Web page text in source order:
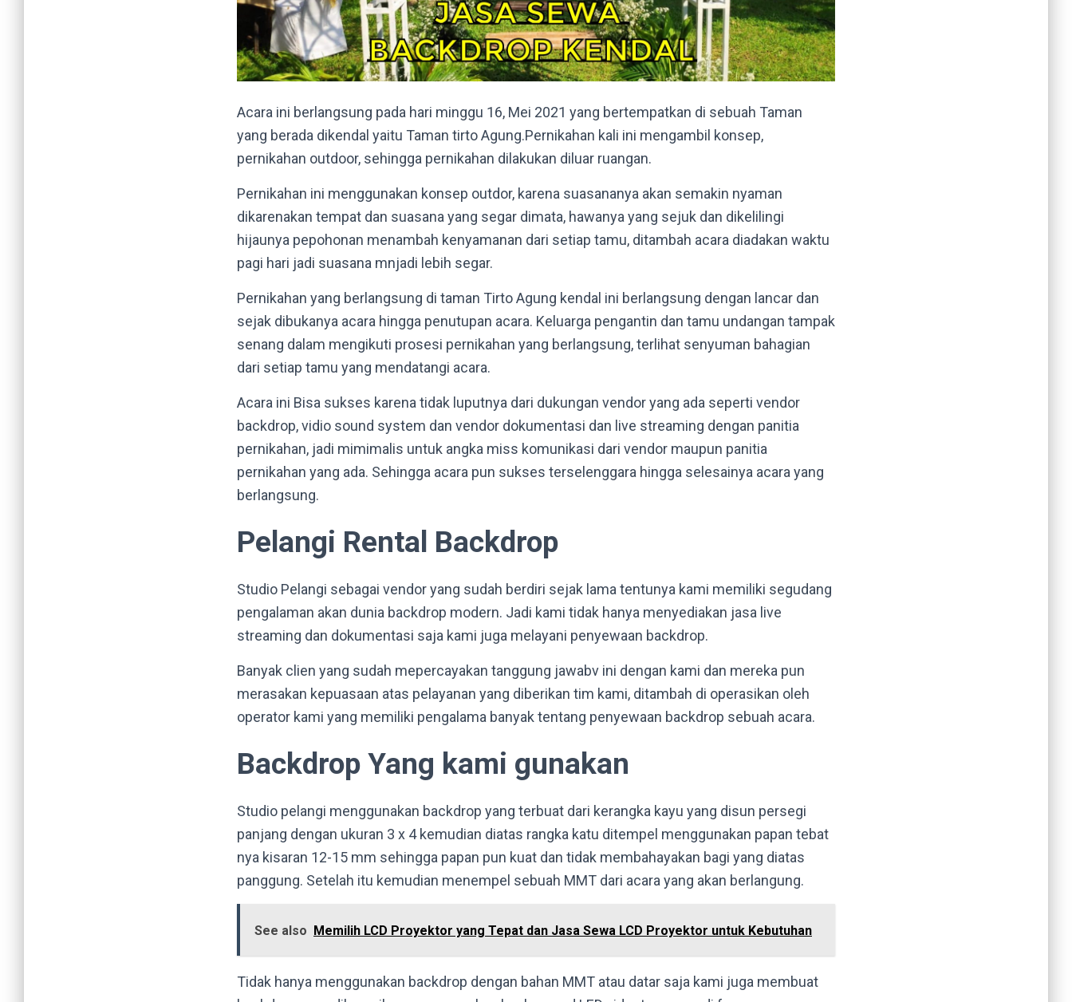
Acara ini berlangsung pada hari minggu 16, Mei 2021 yang bertempatkan di sebuah Taman
yang berada dikendal yaitu Taman tirto Agung.Pernikahan kali ini mengambil konsep,
pernikahan outdoor, sehingga pernikahan dilakukan diluar ruangan.
Pernikahan ini menggunakan konsep outdor, karena suasananya akan semakin nyaman
dikarenakan tempat dan suasana yang segar dimata, hawanya yang sejuk dan dikelilingi
hijaunya pepohonan menambah kenyamanan dari setiap tamu, ditambah acara diadakan waktu
pagi hari jadi suasana mnjadi lebih segar.
Pernikahan yang berlangsung di taman Tirto Agung kendal ini berlangsung dengan lancar dan
sejak dibukanya acara hingga penutupan acara. Keluarga pengantin dan tamu undangan tampak
senang dalam mengikuti prosesi pernikahan yang berlangsung, terlihat senyuman bahagian
dari setiap tamu yang mendatangi acara.
Acara ini Bisa sukses karena tidak luputnya dari dukungan vendor yang ada seperti vendor
backdrop, vidio sound system dan vendor dokumentasi dan live streaming dengan panitia
pernikahan, jadi mimimalis untuk angka miss komunikasi dari vendor maupun panitia
pernikahan yang ada. Sehingga acara pun sukses terselenggara hingga selesainya acara yang
berlangsung.
Pelangi Rental Backdrop
Studio Pelangi sebagai vendor yang sudah berdiri sejak lama tentunya kami memiliki segudang
pengalaman akan dunia backdrop modern. Jadi kami tidak hanya menyediakan jasa live
streaming dan dokumentasi saja kami juga melayani penyewaan backdrop.
Banyak clien yang sudah mepercayakan tanggung jawabv ini dengan kami dan mereka pun
merasakan kepuasaan atas pelayanan yang diberikan tim kami, ditambah di operasikan oleh
operator kami yang memiliki pengalama banyak tentang penyewaan backdrop sebuah acara.
Backdrop Yang kami gunakan
Studio pelangi menggunakan backdrop yang terbuat dari kerangka kayu yang disun persegi
panjang dengan ukuran 3 x 4 kemudian diatas rangka katu ditempel menggunakan papan tebat
nya kisaran 12-15 mm sehingga papan pun kuat dan tidak membahayakan bagi yang diatas
panggung. Setelah itu kemudian menempel sebuah MMT dari acara yang akan berlangung.
See also Memilih LCD Proyektor yang Tepat dan Jasa Sewa LCD Proyektor untuk Kebutuhan
Tidak hanya menggunakan backdrop dengan bahan MMT atau datar saja kami juga membuat